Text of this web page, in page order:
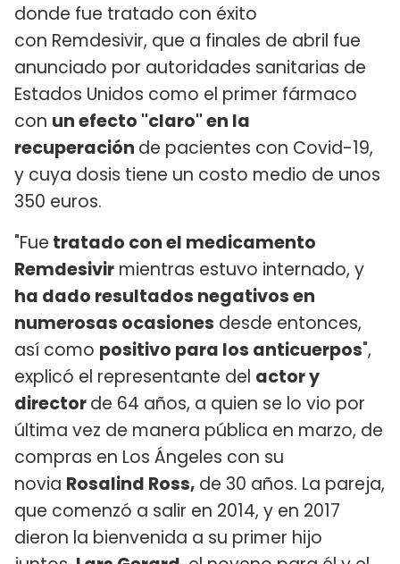
donde fue tratado con éxito
con Remdesivir, que a finales de abril fue
anunciado por autoridades sanitarias de
Estados Unidos como el primer fármaco
con un efecto "claro" en la
recuperación de pacientes con Covid-19,
y cuya dosis tiene un costo medio de unos
350 euros.
"Fue tratado con el medicamento
Remdesivir mientras estuvo internado, y
ha dado resultados negativos en
numerosas ocasiones desde entonces,
así como positivo para los anticuerpos",
explicó el representante del actor y
directorde 64 años, a quien se lo vio por
última vez de manera pública en marzo, de
compras en Los Ángeles con su
novia Rosalind Ross, de 30 años. La pareja,
que comenzó a salir en 2014, y en 2017
dieron la bienvenida a su primer hijo